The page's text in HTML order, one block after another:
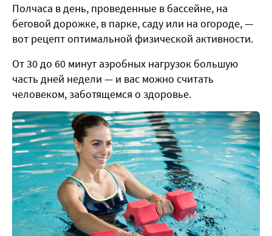
Полчаса в день, проведенные в бассейне, на
беговой дорожке, в парке, саду или на огороде, —
вот рецепт оптимальной физической активности.
От 30 до 60 минут аэробных нагрузок большую
часть дней недели — и вас можно считать
человеком, заботящемся о здоровье.